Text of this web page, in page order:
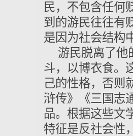
民，不包含任何
到的游民往往有
是因为社会结构
游民脱离了他
斗，以博衣食。
己的性格，否则
浒传》《三国志
品。根据这些文
特征是反社会性